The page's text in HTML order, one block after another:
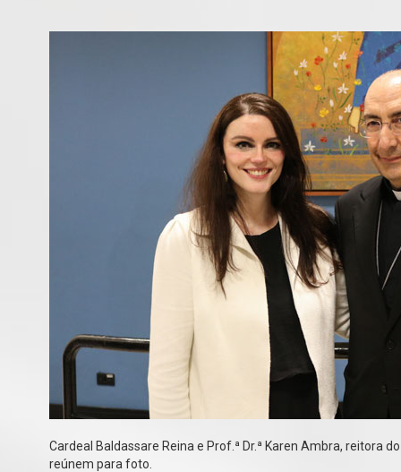
Cardeal Baldassare Reina e Prof.ª Dr.ª Karen Ambra, reitora
reúnem para foto.